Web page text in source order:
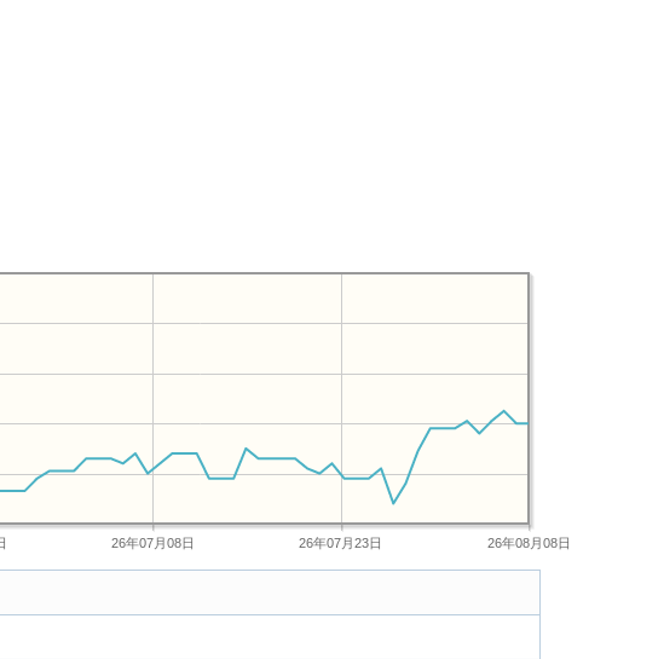
26年07月08日 26年07月23日 26年08月08日